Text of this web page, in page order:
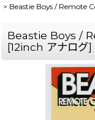
> Beastie Boys / Remote
Beastie Boys /
[12inch アナログ]